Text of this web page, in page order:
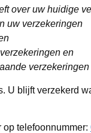
over uw huidige
uw verzekeringen
en
verzekeringen
U blijft verzekerd
op telefoonnummer: